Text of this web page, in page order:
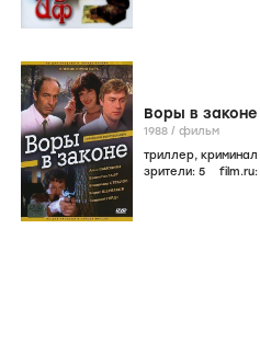
Воры в законе
1988 / фильм
триллер, криминал
зрители: 5 film.ru: